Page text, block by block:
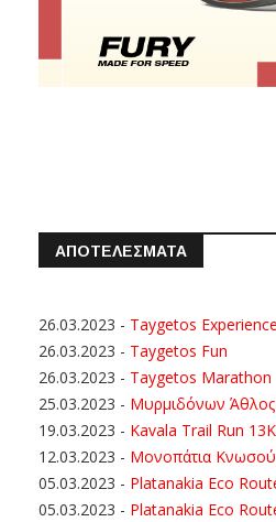
ΑΠΟΤΕΛΕΣΜΑΤΑ
26.03.2023 - Taygetos Experience
26.03.2023 - Taygetos Fun
26.03.2023 - Taygetos Marathon
25.03.2023 - Μυρμιδόνων Άθλος
19.03.2023 - Kavala Trail Run 13K
12.03.2023 - Μονοπάτια
05.03.2023 - Platanakia Eco
05.03.2023 - Platanakia Eco